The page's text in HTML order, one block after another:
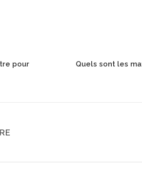
pour
Quels sont les